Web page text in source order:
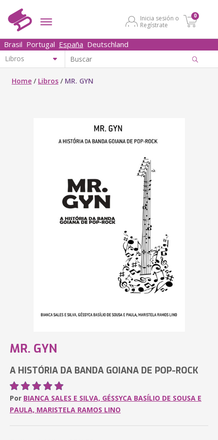
Inicia sesión o
Regístrate
0
Brasil Portugal España Deutschland
Home / Libros / MR. GYN
MR. GYN
A HISTÓRIA DA BANDA GOIANA DE POP-ROCK
Por BIANCA SALES E SILVA, GÉSSYCA BASÍLIO DE SOUSA E
PAULA, MARISTELA RAMOS LINO